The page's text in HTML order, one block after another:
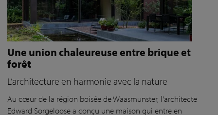
Une union chaleureuse entre brique et
forêt
L’architecture en harmonie avec la nature
Au cœur de la région boisée de Waasmunster, l'architecte
Edward Sorgeloose a conçu une maison qui entre en